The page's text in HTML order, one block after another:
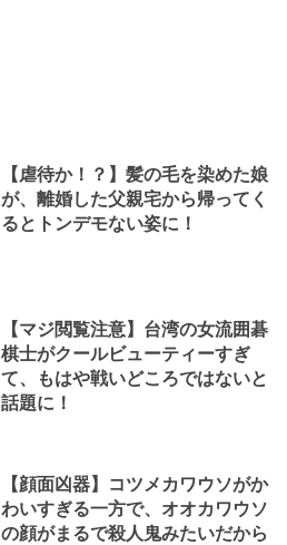
【虐待か！？】髪の毛を染めた娘
が、離婚した父親宅から帰ってく
るとトンデモない姿に！
【マジ閲覧注意】台湾の女流囲碁
棋士がクールビューティーすぎ
て、もはや戦いどころではないと
話題に！
【顔面凶器】コツメカワウソがか
わいすぎる一方で、オオカワウソ
の顔がまるで殺人鬼みたいだから